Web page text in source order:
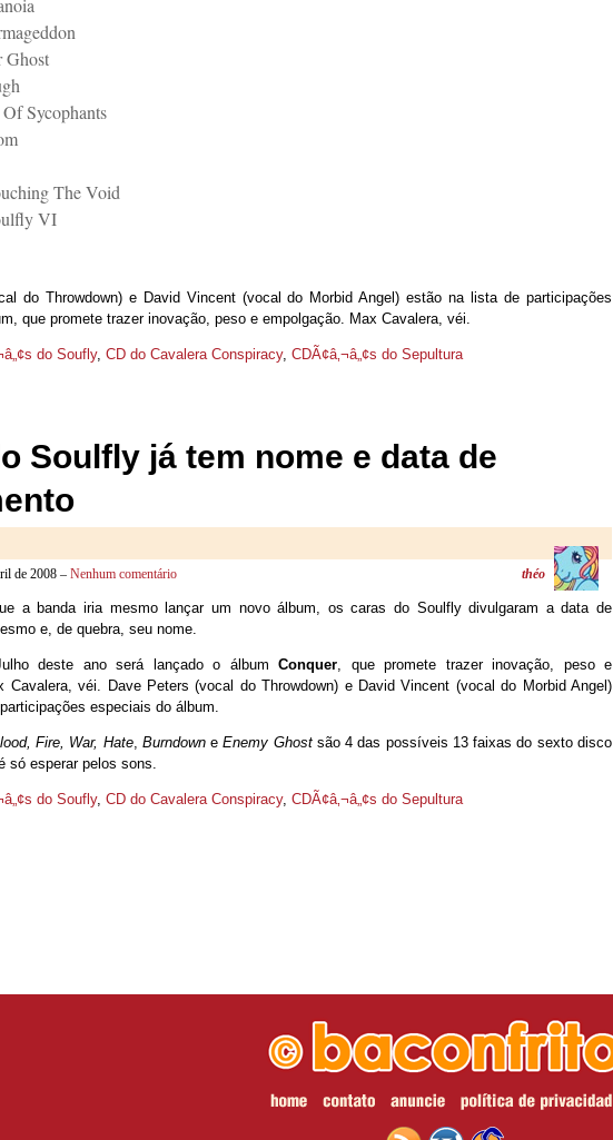
Ghost
Sycophants
The Void
VI
do Throwdown) e David Vincent (vocal do Morbid Angel) estão na lista de participações
que promete trazer inovação, peso e empolgação. Max Cavalera, véi.
do Soufly, CD do Cavalera Conspiracy, CDÃ¢â‚¬â„¢s do Sepultura
Soulfly já tem nome e data de
de 2008 – Nenhum comentário théo
a banda iria mesmo lançar um novo álbum, os caras do Soulfly divulgaram a data de
e, de quebra, seu nome.
deste ano será lançado o álbumConquer, que promete trazer inovação, peso e
Cavalera, véi. Dave Peters (vocal do Throwdown) e David Vincent (vocal do Morbid Angel)
especiais do álbum.
Fire, War, Hate, BurndowneEnemy Ghostsão 4 das possíveis 13 faixas do sexto disco
só esperar pelos sons.
do Soufly, CD do Cavalera Conspiracy, CDÃ¢â‚¬â„¢s do Sepultura